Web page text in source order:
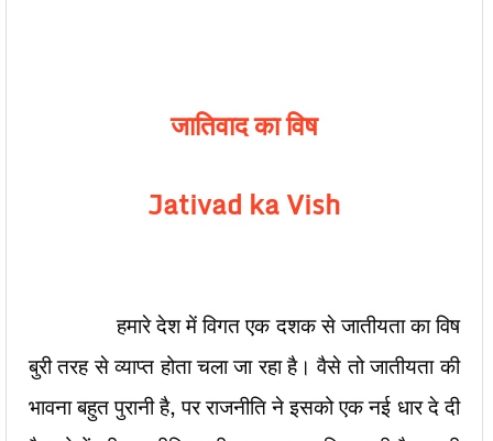
जातिवाद का विष
Jativad ka Vish
हमारे देश में विगत एक दशक से जातीयता का विष
बुरी तरह से व्याप्त होता चला जा रहा है। वैसे तो जातीयता की
भावना बहुत पुरानी है, पर राजनीति ने इसको एक नई धार दे दी